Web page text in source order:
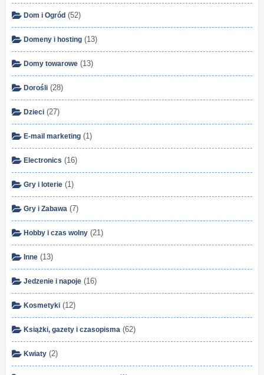
Dom i Ogród (52)
Domeny i hosting (13)
Domy towarowe (13)
Dorośli (28)
Dzieci (27)
E-mail marketing (1)
Electronics (16)
Gry i loterie (1)
Gry i Zabawa (7)
Hobby i czas wolny (21)
Inne (13)
Jedzenie i napoje (16)
Kosmetyki (12)
Książki, gazety i czasopisma (62)
Kwiaty (2)